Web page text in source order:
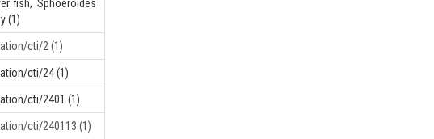
fish, Sphoeroides
(1)
cti/2 (1)
cti/24 (1)
cti/2401 (1)
cti/240113 (1)